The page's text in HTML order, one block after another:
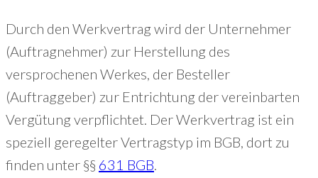
Durch den Werkvertrag wird der Unternehmer
(Auftragnehmer) zur Herstellung des
versprochenen Werkes, der Besteller
(Auftraggeber) zur Entrichtung der vereinbarten
Vergütung verpflichtet. Der Werkvertrag ist ein
speziell geregelter Vertragstyp im BGB, dort zu
finden unter §§ 631 BGB.